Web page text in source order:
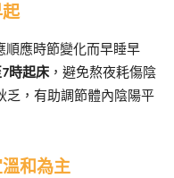
順應時節變化而早睡早
時起床 ，避免熬夜耗傷陰
乏，有助調節體內陰陽平
和為主